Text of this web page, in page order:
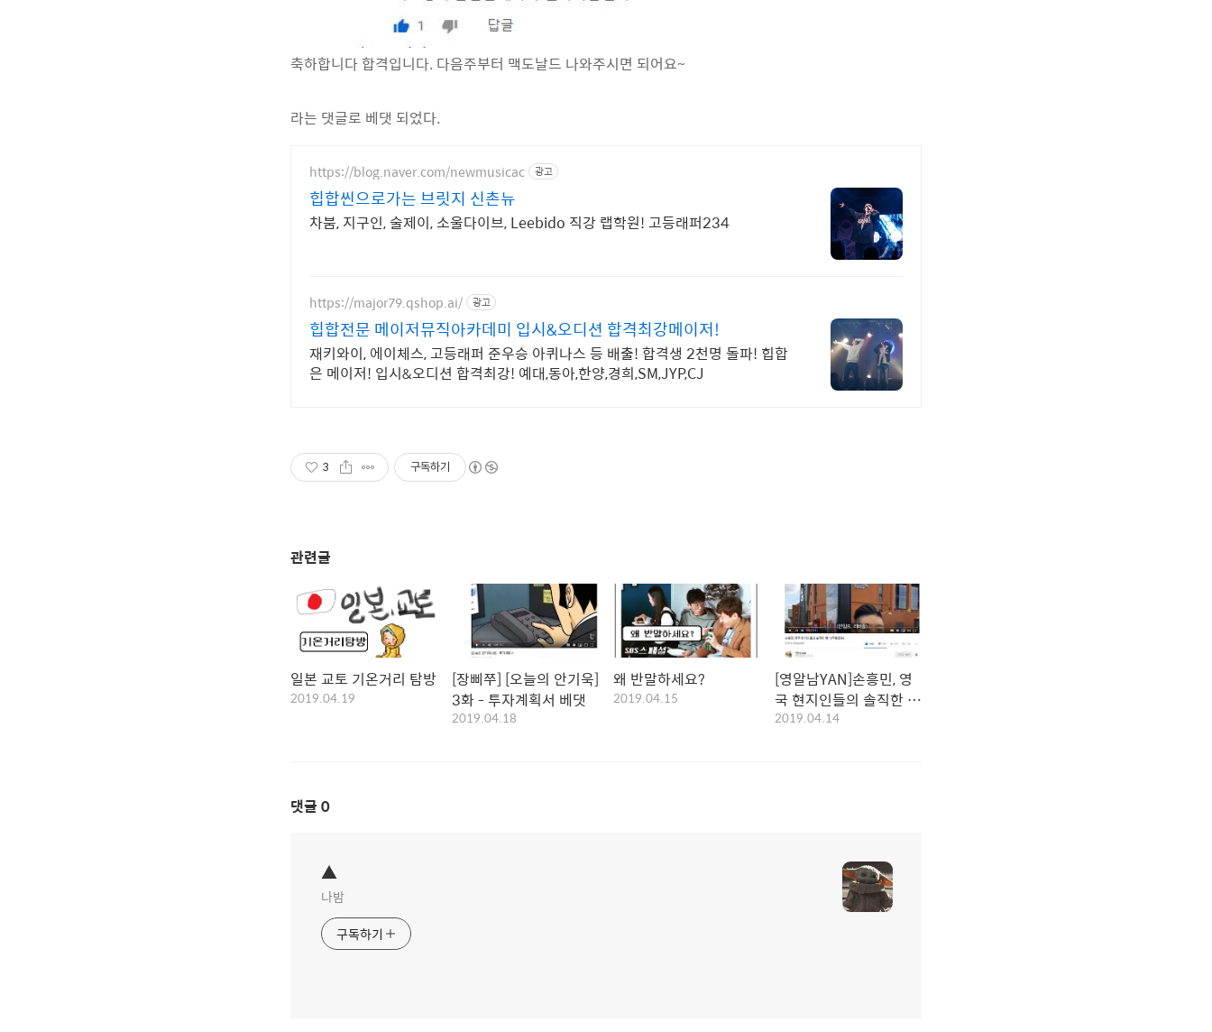
축하합니다 합격입니다. 다음주부터 맥도날드 나와주시면 되어요~
라는 댓글로 베댓 되었다.
https://blog.naver.com/newmusicac 광고
힙합씬으로가는 브릿지 신촌뉴
차붐, 지구인, 술제이, 소울다이브, Leebido 직강 랩학원! 고등래퍼234
https://major79.qshop.ai/ 광고
힙합전문 메이저뮤직아카데미 입시&오디션 합격최강메이저!
재키와이, 에이체스, 고등래퍼 준우승 아퀴나스 등 배출! 합격생 2천명 돌파! 힙합
은 메이저! 입시&오디션 합격최강! 예대,동아,한양,경희,SM,JYP,CJ
3 구독하기
관련글
일본 교토 기온거리 탐방
2019.04.19
[장삐쭈] [오늘의 안기욱]
3화 - 투자계획서 베댓
2019.04.18
왜 반말하세요?
2019.04.15
[영알남YAN]손흥민, 영
국 현지인들의 솔직한 평
가(국뽕없음) 베댓
2019.04.14
댓글 0
▲
나밤
구독하기